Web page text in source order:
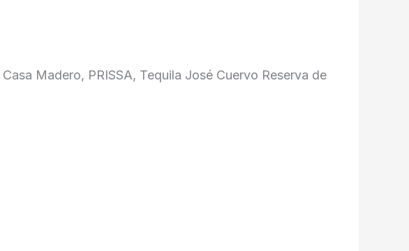
Madero, PRISSA, Tequila José Cuervo Reserva de